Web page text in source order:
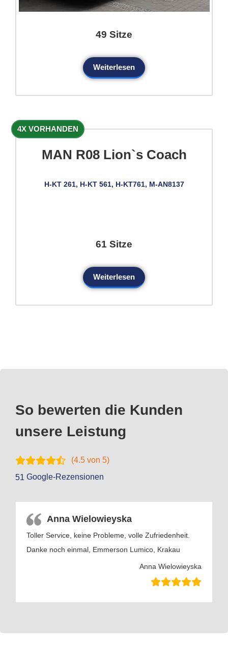
49 Sitze
Weiterlesen
4X VORHANDEN
MAN R08 Lion`s Coach
H-KT 261, H-KT 561, H-KT761, M-AN8137
61 Sitze
Weiterlesen
So bewerten die Kunden
unsere Leistung
(4.5 von 5)
51 Google-Rezensionen
Anna Wielowieyska
Toller Service, keine Probleme, volle Zufriedenheit.
Danke noch einmal, Emmerson Lumico, Krakau
Anna Wielowieyska